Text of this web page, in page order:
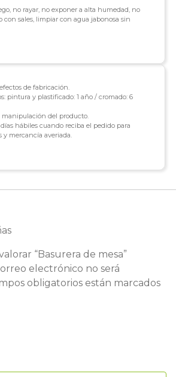
no rayar, no exponer a alta humedad, no
con sales, limpiar con agua jabonosa sin
de fabricación.
pintura y plastificado: 1 año / cromado: 6
manipulación del producto.
hábiles cuando reciba el pedido para
mercancía averiada.
“Basurera de mesa”
electrónico no será
obligatorios están marcados